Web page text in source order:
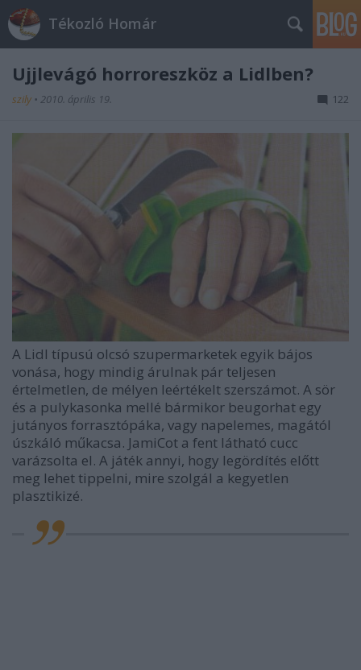
Tékozló Homár
Ujjlevágó horroreszköz a Lidlben?
szily • 2010. április 19. 122
A Lidl típusú olcsó szupermarketek egyik bájos
vonása, hogy mindig árulnak pár teljesen
értelmetlen, de mélyen leértékelt szerszámot. A sör
és a pulykasonka mellé bármikor beugorhat egy
jutányos forrasztópáka, vagy napelemes, magától
úszkáló műkacsa. JamiCot a fent látható cucc
varázsolta el. A játék annyi, hogy legördítés előtt
meg lehet tippelni, mire szolgál a kegyetlen
plasztikizé.